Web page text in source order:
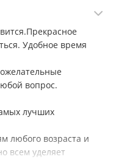
Удобное время
вопрос.
лучших
любого возраста и
всем уделяет